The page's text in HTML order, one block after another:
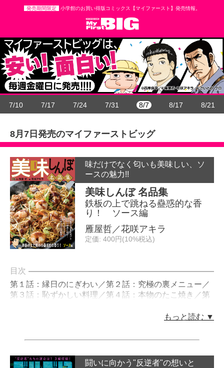
発売期間限定 小学館のお買い得版コミックス【マイファースト】発売情報。
7/10 7/17 7/24 7/31 8/7 8/17 8/21
8月7日 発売のマイファーストビッグ
味だけでなく匂いも美味しい、ソ
ースの魅力!!
美味しんぼ 名品集
鉄板の上で跳ねる蠱惑的な香
り！ ソース編
雁屋哲／花咲アキラ
定価: 400円(10%税込)
目次
第１話：縁日のにぎわい／第２話：究極の裏メニュー／
第３話：恥ずかしい料理／第４話：本物のたこ焼き／第
もっと読む ▼
闘いに向かう"反逆者"の想いと